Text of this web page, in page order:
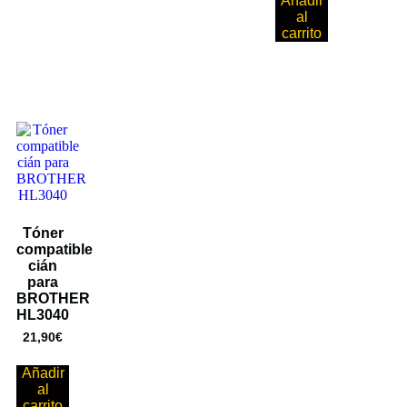
al
carrito
Tóner
compatible
cián
para
BROTHER
HL3040
21,90€
Añadir
al